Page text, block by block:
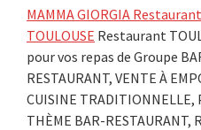
MAMMA GIORGIA
TOULOUSE Restaurant
pour vos repas de Groupe
RESTAURANT, VENTE À
CUISINE TRADITIONNELLE,
THÈME BAR-RESTAURANT,